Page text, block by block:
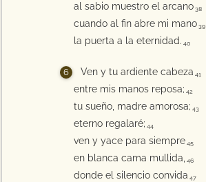
al sabio muestro el arcano 38
cuando al fin abre mi mano 39
la puerta a la eternidad. 40
Ven y tu ardiente cabeza 41
entre mis manos reposa; 42
tu sueño, madre amorosa; 43
eterno regalaré; 44
ven y yace para siempre 45
en blanca cama mullida, 46
donde el silencio convida 47